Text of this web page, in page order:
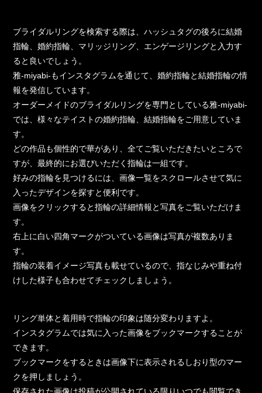
ブライダルリングを検索する際は、ハッシュタグの後ろに結婚
指輪、婚約指輪、マリッジリング、エンゲージリングと入力す
ると良いでしょう。
雅-miyabi-もインスタグラムを通じて、婚約指輪と結婚指輪の情
報を発信しています。
オーダーメイドのブライダルリングを専門としている雅-miyabi-
では、様々なテイストの婚約指輪、結婚指輪をご用意していま
す。
どの作品も個性的で華があり、全てご覧いただきたいところで
すが、最終的にお選びいただく指輪は一組です。
好みの指輪を見つけるには、画像一覧をスクロールさせて気に
入ったデザインを探すと便利です。
画像をクリックすると指輪の詳細情報と写真をご覧いただけま
す。
右上に白い四角マークがついている画像は写真が複数ありま
す。
指輪の装着イメージ写真も載せているので、指なじみや重ね付
けした様子も合わせてチェックしましょう。
リング単体と着用時で指輪の印象は随分変わりますよ。
インスタグラムでは気に入った画像をブックマークすることが
できます。
ブックマークをするときは画像下に表示されるしおり型のマー
クを押しましょう。